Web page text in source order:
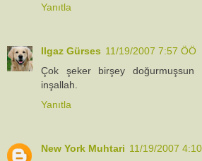
Yanıtla
Ilgaz Gürses 11/19/2007 7:57 ÖÖ
Çok şeker birşey doğurmuşsun
inşallah.
Yanıtla
New York Muhtari 11/19/2007